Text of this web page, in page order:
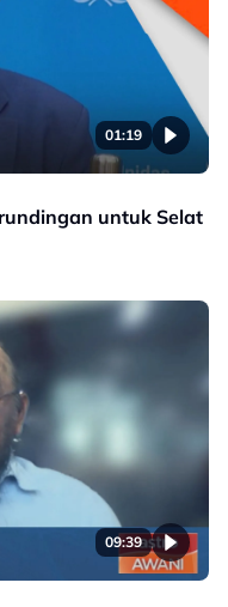
01:19
untuk Selat
09:39